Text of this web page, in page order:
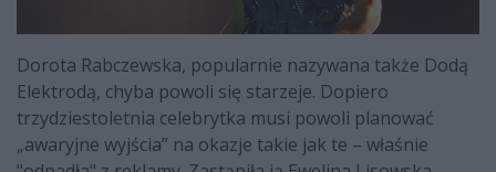
Dorota Rabczewska, popularnie nazywana także Dodą
Elektrodą, chyba powoli się starzeje. Dopiero
trzydziestoletnia celebrytka musi powoli planować
„awaryjne wyjścia” na okazje takie jak te – właśnie